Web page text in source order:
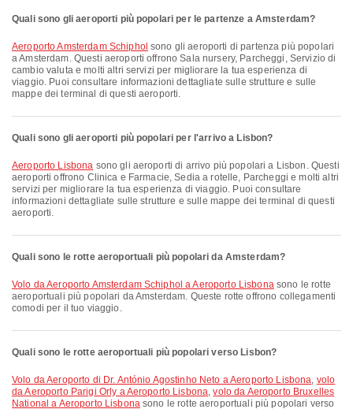
Quali sono gli aeroporti più popolari per le partenze a Amsterdam?
Aeroporto Amsterdam Schiphol sono gli aeroporti di partenza più popolari
a Amsterdam. Questi aeroporti offrono Sala nursery, Parcheggi, Servizio di
cambio valuta e molti altri servizi per migliorare la tua esperienza di
viaggio. Puoi consultare informazioni dettagliate sulle strutture e sulle
mappe dei terminal di questi aeroporti.
Quali sono gli aeroporti più popolari per l'arrivo a Lisbon?
Aeroporto Lisbona sono gli aeroporti di arrivo più popolari a Lisbon. Questi
aeroporti offrono Clinica e Farmacie, Sedia a rotelle, Parcheggi e molti altri
servizi per migliorare la tua esperienza di viaggio. Puoi consultare
informazioni dettagliate sulle strutture e sulle mappe dei terminal di questi
aeroporti.
Quali sono le rotte aeroportuali più popolari da Amsterdam?
volo da Aeroporto Amsterdam Schiphol a Aeroporto Lisbonasono le rotte
aeroportuali più popolari da Amsterdam. Queste rotte offrono collegamenti
comodi per il tuo viaggio.
Quali sono le rotte aeroportuali più popolari verso Lisbon?
volo da Aeroporto di Dr. António Agostinho Neto a Aeroporto Lisbona, volo
da Aeroporto Parigi Orly a Aeroporto Lisbona,volo da Aeroporto Bruxelles
National a Aeroporto Lisbonasono le rotte aeroportuali più popolari verso